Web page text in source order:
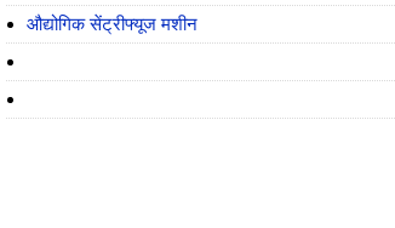
औद्योगिक सेंट्रीफ्यूज मशीन